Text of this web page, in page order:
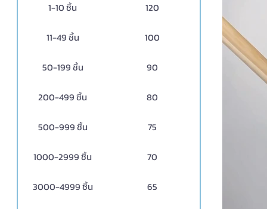
1-10 ชิ้น 120
11-49 ชิ้น 100
50-199 ชิ้น 90
200-499 ชิ้น 80
500-999 ชิ้น 75
1000-2999 ชิ้น 70
3000-4999 ชิ้น 65